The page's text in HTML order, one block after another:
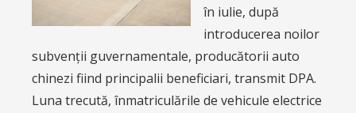
în iulie, după
introducerea noilor
subvenții guvernamentale, producătorii auto
chinezi fiind principalii beneficiari, transmit DPA.
Luna trecută, înmatriculările de vehicule electrice